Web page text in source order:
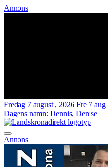
Annons
Fredag 7 augusti, 2026 Fre 7 aug
Dagens namn: Dennis, Denise
Annons